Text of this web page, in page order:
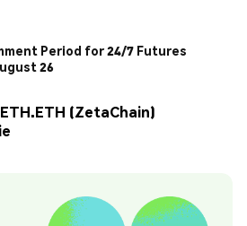
Period for 24/7 Futures
26
(ZetaChain)